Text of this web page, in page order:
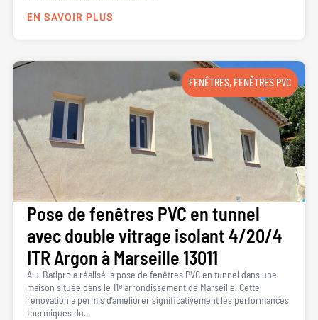
EN SAVOIR PLUS
FENÊTRES, FENÊTRES PVC
Pose de fenêtres PVC en tunnel
avec double vitrage isolant 4/20/4
ITR Argon à Marseille 13011
Alu-Batipro a réalisé la pose de fenêtres PVC en tunnel dans une
maison située dans le 11ᵉ arrondissement de Marseille. Cette
rénovation a permis d’améliorer significativement les performances
thermiques du...